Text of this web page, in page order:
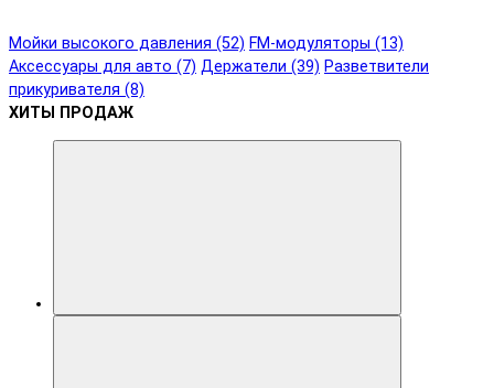
Мойки высокого давления (52) FM-модуляторы (13)
Аксессуары для авто (7) Держатели (39) Разветвители
прикуривателя (8)
ХИТЫ ПРОДАЖ